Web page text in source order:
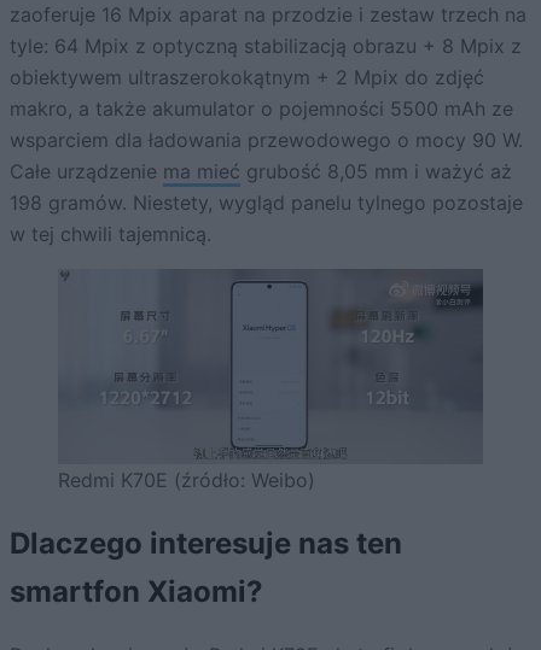
zaoferuje 16 Mpix aparat na przodzie i zestaw trzech na
tyle: 64 Mpix z optyczną stabilizacją obrazu + 8 Mpix z
obiektywem ultraszerokokątnym + 2 Mpix do zdjęć
makro, a także akumulator o pojemności 5500 mAh ze
wsparciem dla ładowania przewodowego o mocy 90 W.
Całe urządzenie ma mieć grubość 8,05 mm i ważyć aż
198 gramów. Niestety, wygląd panelu tylnego pozostaje
w tej chwili tajemnicą.
Redmi K70E (źródło: Weibo)
Dlaczego interesuje nas ten
smartfon Xiaomi?